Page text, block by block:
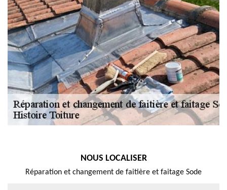
NOUS LOCALISER
Réparation et changement de faitière et faitage Sode